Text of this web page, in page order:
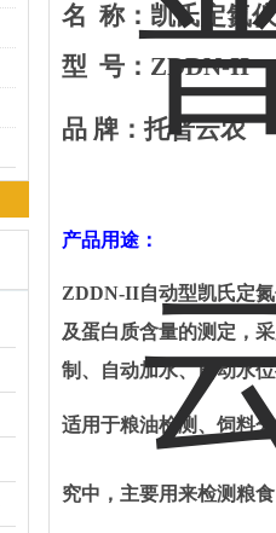
名 称：凯氏定氮仪
型 号： ZDDN-II
品 牌：托普云农
产品用途 ：
ZDDN-II自动型凯氏定
及蛋白质含量的测定，
制、自动加水、自动水
适用于粮油检测、饲料
究中，主要用来检测粮